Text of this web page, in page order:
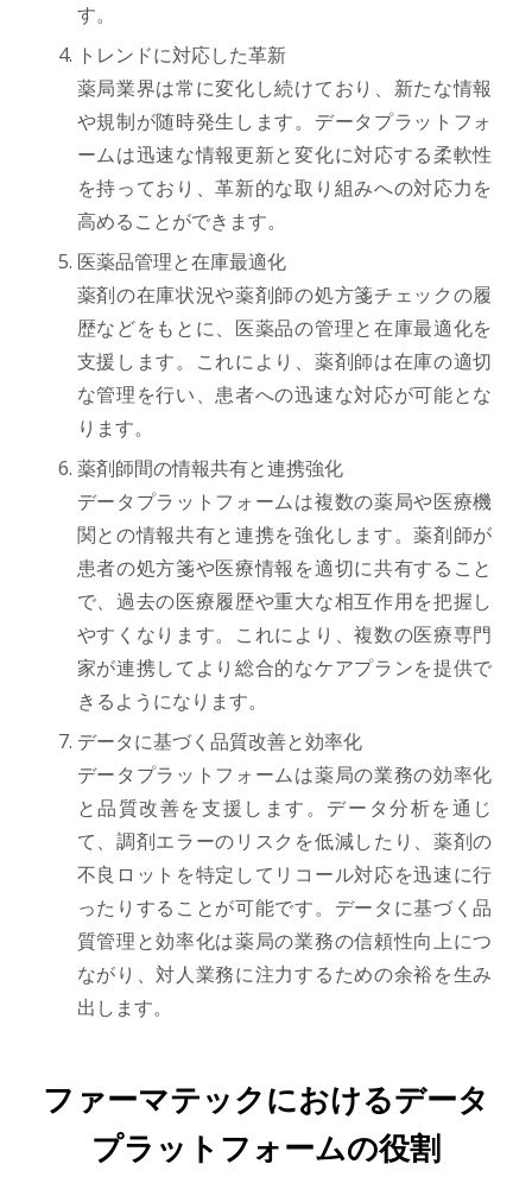
す。
トレンドに対応した革新
薬局業界は常に変化し続けており、新たな情報
や規制が随時発生します。データプラットフォ
ームは迅速な情報更新と変化に対応する柔軟性
を持っており、革新的な取り組みへの対応力を
高めることができます。
医薬品管理と在庫最適化
薬剤の在庫状況や薬剤師の処方箋チェックの履
歴などをもとに、医薬品の管理と在庫最適化を
支援します。これにより、薬剤師は在庫の適切
な管理を行い、患者への迅速な対応が可能とな
ります。
薬剤師間の情報共有と連携強化
データプラットフォームは複数の薬局や医療機
関との情報共有と連携を強化します。薬剤師が
患者の処方箋や医療情報を適切に共有すること
で、過去の医療履歴や重大な相互作用を把握し
やすくなります。これにより、複数の医療専門
家が連携してより総合的なケアプランを提供で
きるようになります。
データに基づく品質改善と効率化
データプラットフォームは薬局の業務の効率化
と品質改善を支援します。データ分析を通じ
て、調剤エラーのリスクを低減したり、薬剤の
不良ロットを特定してリコール対応を迅速に行
ったりすることが可能です。データに基づく品
質管理と効率化は薬局の業務の信頼性向上につ
ながり、対人業務に注力するための余裕を生み
出します。
ファーマテックにおけるデータ
プラットフォームの役割